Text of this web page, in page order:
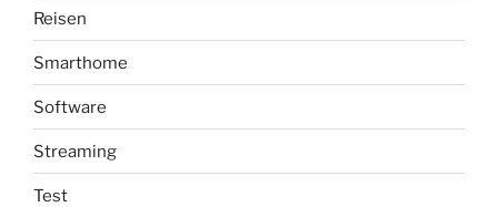
Reisen
Smarthome
Software
Streaming
Test